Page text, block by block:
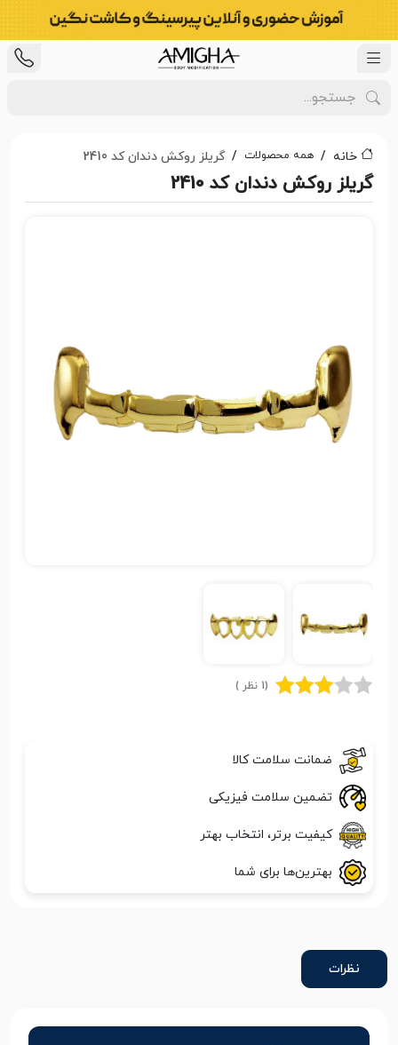
خانه همه محصولات گریلز روکش دندان کد 2410
گریلز روکش دندان کد 2410
(1 نظر )
ضمانت سلامت کالا
تضمین سلامت فیزیکی
کیفیت برتر، انتخاب بهتر
بهترین‌ها برای شما
نظرات